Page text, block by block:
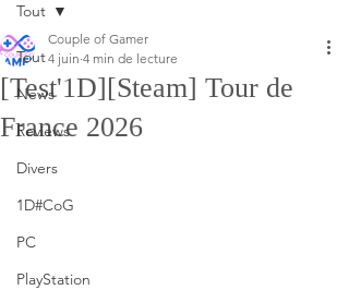
Tout
News
Reviews
Divers
1D#CoG
PC
PlayStation
Tout
[Test'1D][Steam] Tour de
France 2026
Couple of Gamer
4 juin 4 min de lecture